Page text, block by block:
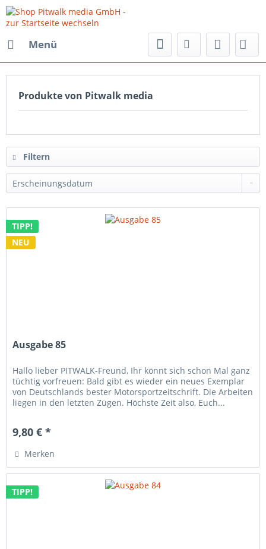
Menü
Produkte von Pitwalk media
Filtern
TIPP!
NEU
Ausgabe 85
Hallo lieber PITWALK-Freund, Ihr könnt sich schon Mal ganz
tüchtig vorfreuen: Bald gibt es wieder ein neues Exemplar
von Deutschlands bester Motorsportzeitschrift. Die Arbeiten
liegen in den letzten Zügen. Höchste Zeit also, Euch...
9,80 € *
Merken
TIPP!